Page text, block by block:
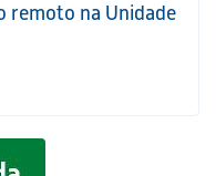
remoto na Unidade